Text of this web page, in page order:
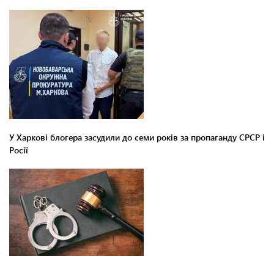
У Харкові блогера засудили до семи років за пропаганду СРСР і
Росії